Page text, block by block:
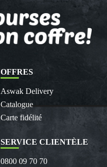
OFFRES
Aswak Delivery
Catalogue
Carte fidélité
SERVICE CLIENTÈLE
0800 09 70 70